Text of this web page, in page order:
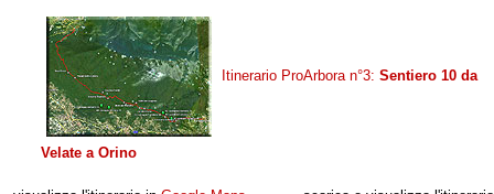
Itinerario ProArbora n°3: Sentiero 10 da
Velate a Orino